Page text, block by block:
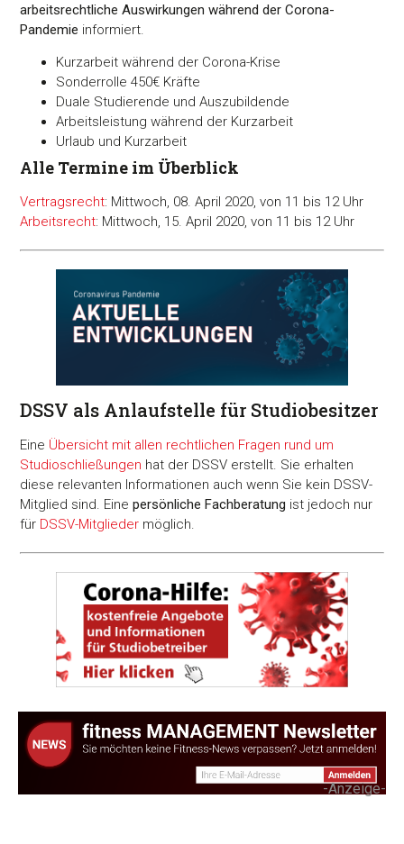
arbeitsrechtliche Auswirkungen während der Corona-
Pandemie informiert.
Kurzarbeit während der Corona-Krise
Sonderrolle 450€ Kräfte
Duale Studierende und Auszubildende
Arbeitsleistung während der Kurzarbeit
Urlaub und Kurzarbeit
Alle Termine im Überblick
Vertragsrecht: Mittwoch, 08. April 2020, von 11 bis 12 Uhr
Arbeitsrecht: Mittwoch, 15. April 2020, von 11 bis 12 Uhr
DSSV als Anlaufstelle für Studiobesitzer
Eine Übersicht mit allen rechtlichen Fragen rund um
Studioschließungen hat der DSSV erstellt. Sie erhalten
diese relevanten Informationen auch wenn Sie kein DSSV-
Mitglied sind. Einepersönliche Fachberatung ist jedoch nur
für DSSV-Mitglieder möglich.
-Anzeige-